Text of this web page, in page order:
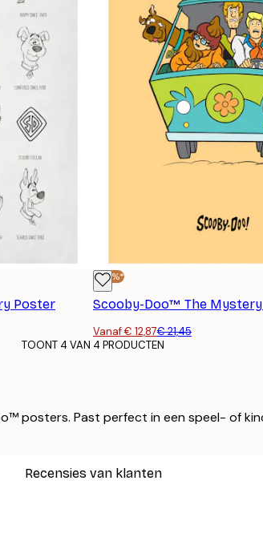
Poster
-40%*
Vanaf € 12,87€ 21,45
TOONT 4 VAN 4 PRODUCTEN
posters. Past perfect in een speel- of
Recensies van klanten